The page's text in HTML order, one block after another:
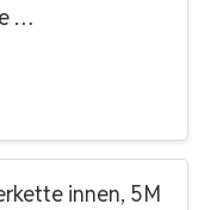
…
innen, 5M